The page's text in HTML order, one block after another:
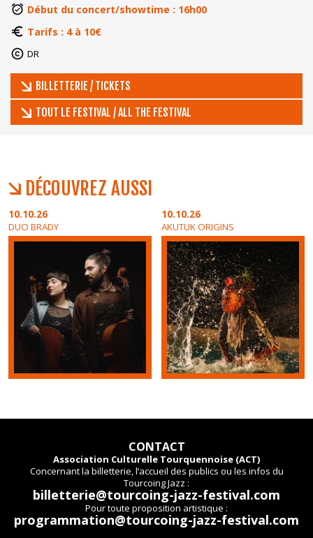
Début du concert/showtime : 16h00
Tarifs : 4 à 10€
DR
BILLETTERIE / TICKETS
TOUT LE FESTIVAL / ALL THE FESTIVAL
DÉCOUVREZ AUSSI
10.10.26
DUO BRADY
10.10.26
AKUTUK ORIGINS
CONTACT
Association Culturelle Tourquennoise (ACT)
Concernant la billetterie, l’accueil des publics ou les infos du
Tourcoing Jazz :
billetterie@tourcoing-jazz-festival.com
Pour toute proposition artistique :
programmation@tourcoing-jazz-festival.com